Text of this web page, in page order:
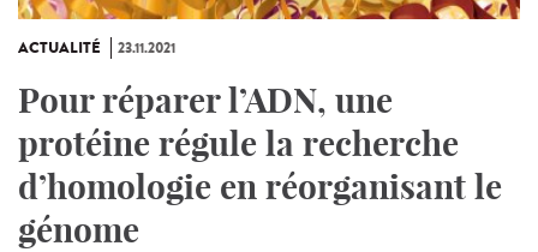
ACTUALITÉ 23.11.2021
Pour réparer l’ADN, une
protéine régule la recherche
d’homologie en réorganisant le
génome